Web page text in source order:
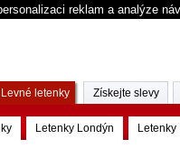
reklam a analýze
Levné letenky
Letenky Londýn Letenky
Získejte slevy